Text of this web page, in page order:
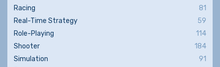
Racing
81
Real-Time Strategy
59
Role-Playing
114
Shooter
184
Simulation
91